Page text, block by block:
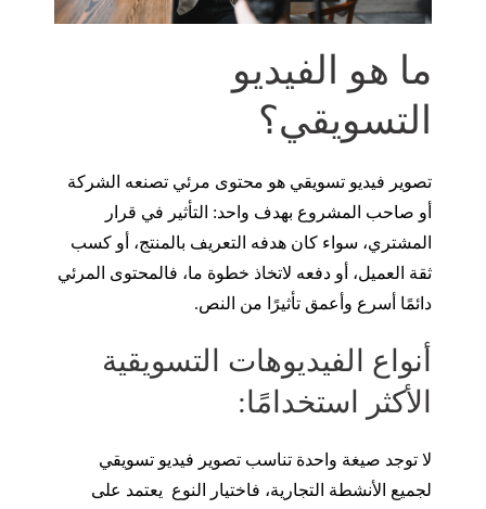
ما هو الفيديو
التسويقي؟
تصوير فيديو تسويقي هو محتوى مرئي تصنعه الشركة
أو صاحب المشروع بهدف واحد: التأثير في قرار
المشتري، سواء كان هدفه التعريف بالمنتج، أو كسب
ثقة العميل، أو دفعه لاتخاذ خطوة ما، فالمحتوى المرئي
دائمًا أسرع وأعمق تأثيرًا من النص.
أنواع الفيديوهات التسويقية
الأكثر استخدامًا:
لا توجد صيغة واحدة تناسب تصوير فيديو تسويقي
لجميع الأنشطة التجارية، فاختيار النوع يعتمد على